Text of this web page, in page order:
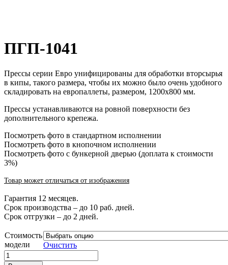
ПГП-1041
Прессы серии Евро унифицированы для обработки вторсырья
в кипы, такого размера, чтобы их можно было очень удобного
складировать на европаллеты, размером, 1200х800 мм.
Прессы устанавливаются на ровной поверхности без
дополнительного крепежа.
Посмотреть фото в стандартном исполнении
Посмотреть фото в кнопочном исполнении
Посмотреть фото с бункерной дверью (доплата к стоимости
3%)
Товар может отличаться от изображения
Гарантия 12 месяцев.
Срок производства – до 10 раб. дней.
Срок отгрузки – до 2 дней.
Стоимость
модели
Очистить